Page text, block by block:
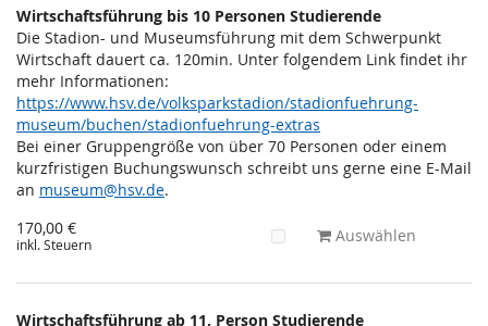
Wirtschaftsführung bis 10 Personen Studierende
Die Stadion- und Museumsführung mit dem Schwerpunkt
Wirtschaft dauert ca. 120min. Unter folgendem Link findet ihr
mehr Informationen:
https://www.hsv.de/volksparkstadion/stadionfuehrung-
museum/buchen/stadionfuehrung-extras
Bei einer Gruppengröße von über 70 Personen oder einem
kurzfristigen Buchungswunsch schreibt uns gerne eine E-Mail
an museum@hsv.de.
170,00 €
inkl. Steuern Auswählen
Wirtschaftsführung ab 11. Person Studierende